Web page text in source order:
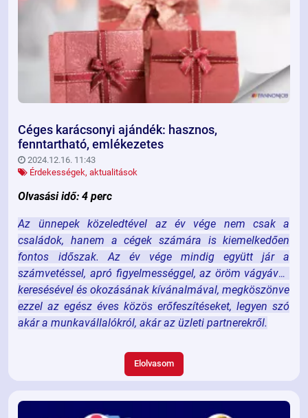
Céges karácsonyi ajándék: hasznos,
fenntartható, emlékezetes
2024.12.16. 11:43
Érdekességek, aktualitások
Olvasási idő: 4 perc
Az ünnepek közeledtével az év vége nem csak a
családok, hanem a cégek számára is kiemelkedően
fontos időszak. Az év vége mindig együtt jár a
számvetéssel, apró figyelmességgel, az öröm vágyával,
keresésével és okozásának kívánalmával, megköszönve
ezzel az egész éves közös erőfeszítéseket, legyen szó
akár a munkavállalókról, akár az üzleti partnerekről.
Elolvasom